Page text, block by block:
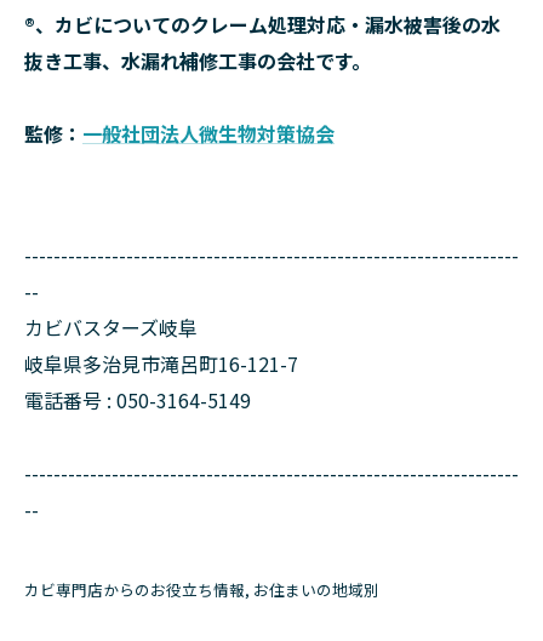
®、カビについてのクレーム処理対応・漏水被害後の水
抜き工事、水漏れ補修工事の会社です。
監修： 一般社団法人微生物対策協会
--------------------------------------------------------------------
--
カビバスターズ岐阜
岐阜県多治見市滝呂町16-121-7
電話番号 : 050-3164-5149
--------------------------------------------------------------------
--
カビ専門店からのお役立ち情報 お住まいの地域別